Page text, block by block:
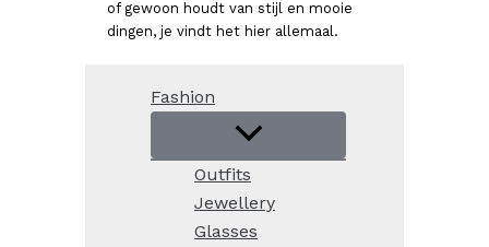
of gewoon houdt van stijl en mooie
dingen, je vindt het hier allemaal.
Fashion
Outfits
Jewellery
Glasses